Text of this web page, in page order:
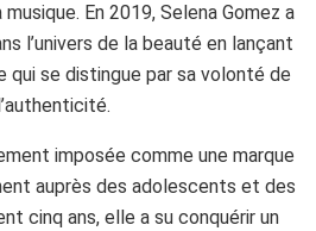
En 2019, Selena Gomez a
l’univers de la beauté en lançant
qui se distingue par sa volonté de
imposée comme une marque
auprès des adolescents et des
cinq ans, elle a su conquérir un